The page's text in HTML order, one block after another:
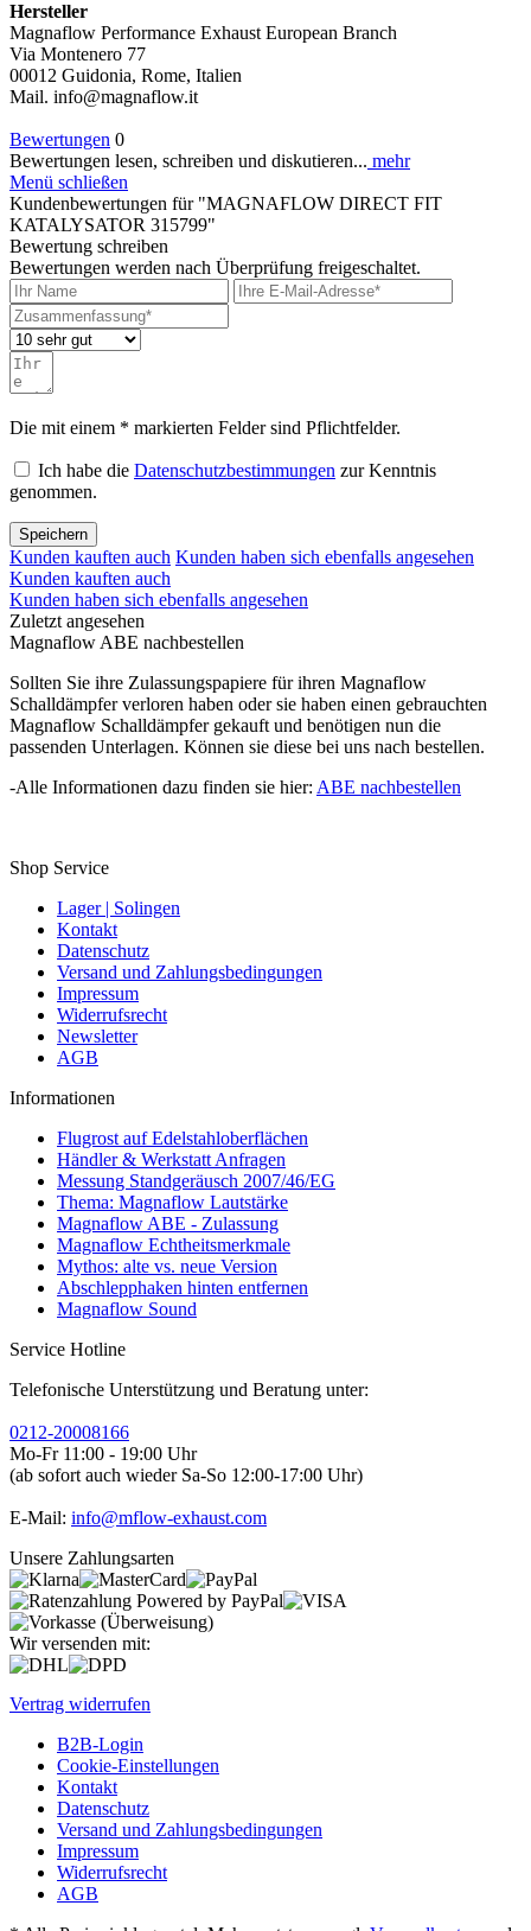
Hersteller
Magnaflow Performance Exhaust European Branch
Via Montenero 77
00012 Guidonia, Rome, Italien
Mail. info@magnaflow.it
Bewertungen 0
Bewertungen lesen, schreiben und diskutieren... mehr
Menü schließen
Kundenbewertungen für "MAGNAFLOW DIRECT FIT
KATALYSATOR 315799"
Bewertung schreiben
Bewertungen werden nach Überprüfung freigeschaltet.
Die mit einem * markierten Felder sind Pflichtfelder.
Ich habe die Datenschutzbestimmungen zur Kenntnis
genommen.
Speichern
Kunden kauften auch Kunden haben sich ebenfalls angesehen
Kunden kauften auch
Kunden haben sich ebenfalls angesehen
Zuletzt angesehen
Magnaflow ABE nachbestellen
Sollten Sie ihre Zulassungspapiere für ihren Magnaflow
Schalldämpfer verloren haben oder sie haben einen gebrauchten
Magnaflow Schalldämpfer gekauft und benötigen nun die
passenden Unterlagen. Können sie diese bei uns nach bestellen.
-Alle Informationen dazu finden sie hier: ABE nachbestellen
Shop Service
Lager | Solingen
Kontakt
Datenschutz
Versand und Zahlungsbedingungen
Impressum
Widerrufsrecht
Newsletter
AGB
Informationen
Flugrost auf Edelstahloberflächen
Händler & Werkstatt Anfragen
Messung Standgeräusch 2007/46/EG
Thema: Magnaflow Lautstärke
Magnaflow ABE - Zulassung
Magnaflow Echtheitsmerkmale
Mythos: alte vs. neue Version
Abschlepphaken hinten entfernen
Magnaflow Sound
Service Hotline
Telefonische Unterstützung und Beratung unter:
0212-20008166
Mo-Fr 11:00 - 19:00 Uhr
(ab sofort auch wieder Sa-So 12:00-17:00 Uhr)
E-Mail: info@mflow-exhaust.com
Unsere Zahlungsarten
Wir versenden mit:
Vertrag widerrufen
B2B-Login
Cookie-Einstellungen
Kontakt
Datenschutz
Versand und Zahlungsbedingungen
Impressum
Widerrufsrecht
AGB